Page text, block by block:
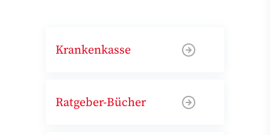
Krankenkasse
Ratgeber-Bücher